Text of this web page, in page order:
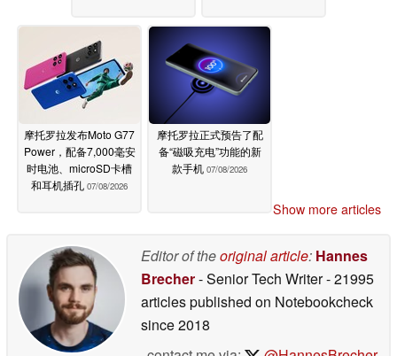
摩托罗拉发布Moto G77
Power，配备7,000毫安
时电池、microSD卡槽
和耳机插孔 07/08/2026
摩托罗拉正式预告了配
备“磁吸充电”功能的新
款手机 07/08/2026
Show more articles
Editor of theoriginal article: Hannes
Brecher- Senior Tech Writer- 21995
articles published on Notebookcheck
since 2018